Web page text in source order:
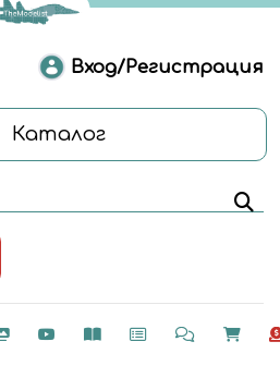
Вход/Регистрация
Каталог